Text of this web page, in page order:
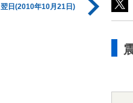
翌日(2010年10月21日)